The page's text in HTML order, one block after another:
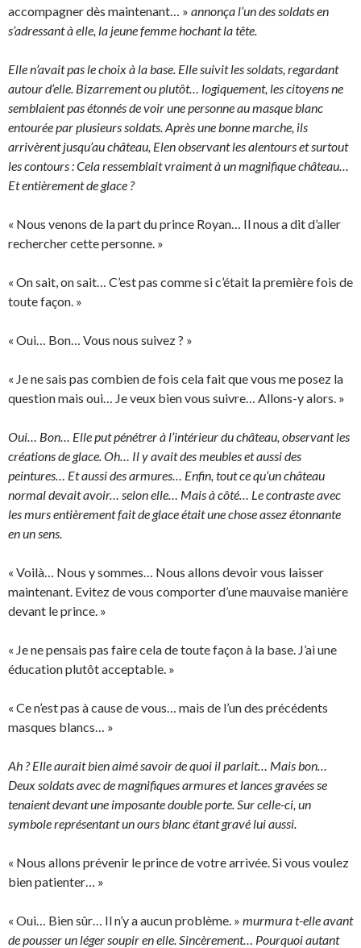
accompagner dès maintenant… » annonça l’un des soldats en
s’adressant à elle, la jeune femme hochant la tête.
Elle n’avait pas le choix à la base. Elle suivit les soldats, regardant
autour d’elle. Bizarrement ou plutôt… logiquement, les citoyens ne
semblaient pas étonnés de voir une personne au masque blanc
entourée par plusieurs soldats. Après une bonne marche, ils
arrivèrent jusqu’au château, Elen observant les alentours et surtout
les contours : Cela ressemblait vraiment à un magnifique château…
Et entièrement de glace ?
« Nous venons de la part du prince Royan… Il nous a dit d’aller
rechercher cette personne. »
« On sait, on sait… C’est pas comme si c’était la première fois de
toute façon. »
« Oui… Bon… Vous nous suivez ? »
« Je ne sais pas combien de fois cela fait que vous me posez la
question mais oui… Je veux bien vous suivre… Allons-y alors. »
Oui… Bon… Elle put pénétrer à l’intérieur du château, observant les
créations de glace. Oh… Il y avait des meubles et aussi des
peintures… Et aussi des armures… Enfin, tout ce qu’un château
normal devait avoir… selon elle… Mais à côté… Le contraste avec
les murs entièrement fait de glace était une chose assez étonnante
en un sens.
« Voilà… Nous y sommes… Nous allons devoir vous laisser
maintenant. Evitez de vous comporter d’une mauvaise manière
devant le prince. »
« Je ne pensais pas faire cela de toute façon à la base. J’ai une
éducation plutôt acceptable. »
« Ce n’est pas à cause de vous… mais de l’un des précédents
masques blancs… »
Ah ? Elle aurait bien aimé savoir de quoi il parlait… Mais bon…
Deux soldats avec de magnifiques armures et lances gravées se
tenaient devant une imposante double porte. Sur celle-ci, un
symbole représentant un ours blanc étant gravé lui aussi.
« Nous allons prévenir le prince de votre arrivée. Si vous voulez
bien patienter… »
« Oui… Bien sûr… Il n’y a aucun problème. » murmura t-elle avant
de pousser un léger soupir en elle. Sincèrement… Pourquoi autant